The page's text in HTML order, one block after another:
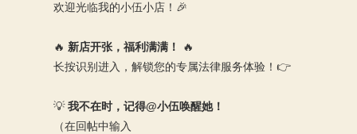
欢迎光临我的小伍小店！🎉
🔥 新店开张，福利满满！
🔥
长按识别进入，解锁您的专属法律服务体验！👉
💡我不在时，记得@小伍唤醒她！
（在回帖中输入